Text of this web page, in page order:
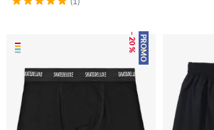
PROMO
– 20 %